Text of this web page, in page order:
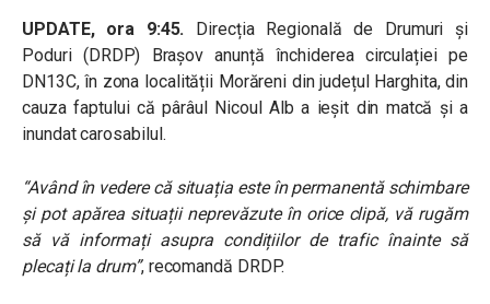
UPDATE, ora 9:45. Direcția Regională de Drumuri și
Poduri (DRDP) Brașov anunță închiderea circulației pe
DN13C, în zona localității Morăreni din județul Harghita, din
cauza faptului că pârâul Nicoul Alb a ieșit din matcă și a
inundat carosabilul.
“Având în vedere că situația este în permanentă schimbare
și pot apărea situații neprevăzute în orice clipă, vă rugăm
să vă informați asupra condițiilor de trafic înainte să
plecați la drum”, recomandă DRDP.